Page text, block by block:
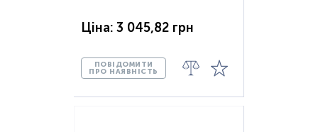
Ціна: 3 045,82 грн
ПОВІДОМИТИ
ПРО НАЯВНІСТЬ